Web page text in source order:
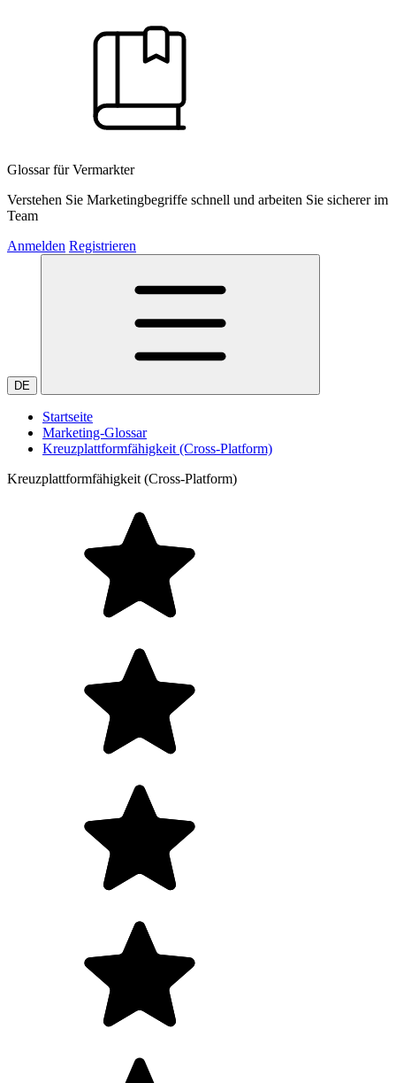
Glossar für Vermarkter
Verstehen Sie Marketingbegriffe schnell und arbeiten Sie sicherer im
Team
Anmelden Registrieren
DE
Startseite
Marketing-Glossar
Kreuzplattformfähigkeit (Cross-Platform)
Kreuzplattformfähigkeit (Cross-Platform)